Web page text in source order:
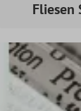
Fliesen